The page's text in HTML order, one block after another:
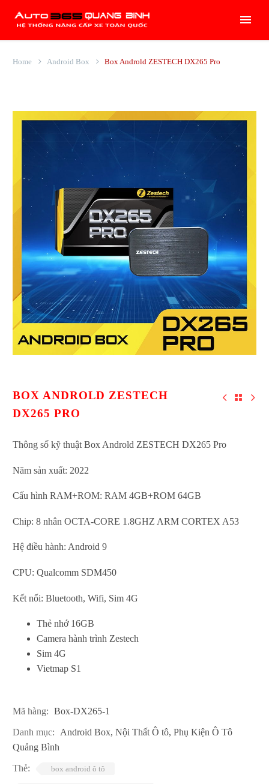
Home Android Box Box Androld ZESTECH DX265 Pro
BOX ANDROLD ZESTECH
DX265 PRO
Thông số kỹ thuật Box Androld ZESTECH DX265 Pro
Năm sản xuất: 2022
Cấu hình RAM+ROM: RAM 4GB+ROM 64GB
Chip: 8 nhân OCTA-CORE 1.8GHZ ARM CORTEX A53
Hệ điều hành: Android 9
CPU: Qualcomm SDM450
Kết nối: Bluetooth, Wifi, Sim 4G
Thẻ nhớ 16GB
Camera hành trình Zestech
Sim 4G
Vietmap S1
Mã hàng: Box-DX265-1
Danh mục: Android Box, Nội Thất Ô tô, Phụ Kiện Ô Tô
Quảng Bình
Thẻ: box android ô tô